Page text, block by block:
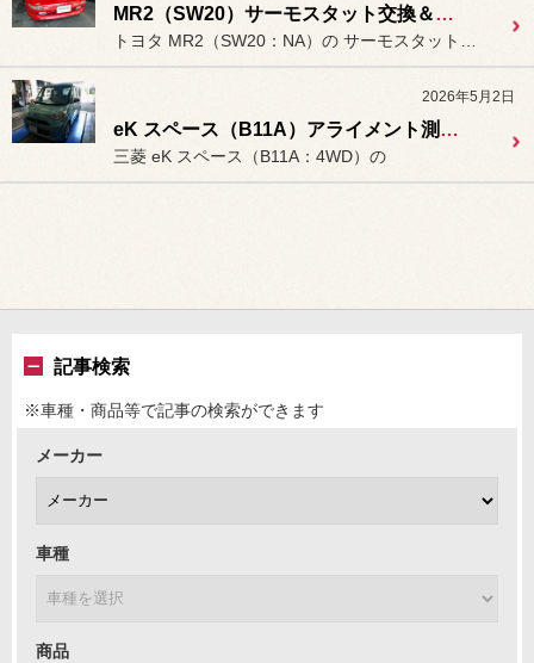
MR2（SW20）サーモスタット交換＆冷却水交換。
2026年5月2日
eK スペース（B11A）アライメント測定＆調整。
三菱 eK スペース（B11A：4WD）の
記事検索
※車種・商品等で記事の検索ができます
メーカー
車種
商品